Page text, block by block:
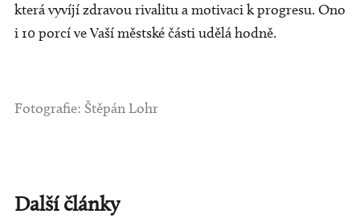
která vyvíjí zdravou rivalitu a motivaci k progresu. Ono
i 10 porcí ve Vaší městské části udělá hodně.
Fotografie: Štěpán Lohr
Další články